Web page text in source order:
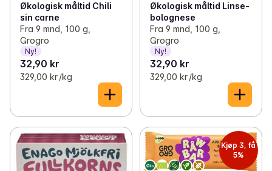
Økologisk måltid Chili
sin carne
Fra 9 mnd, 100 g,
Grogro
Ny!
32,90 kr
329,00 kr /kg
Økologisk måltid Linse-
bolognese
Fra 9 mnd, 100 g,
Grogro
Ny!
32,90 kr
329,00 kr /kg
Kjøp 3, få
5%